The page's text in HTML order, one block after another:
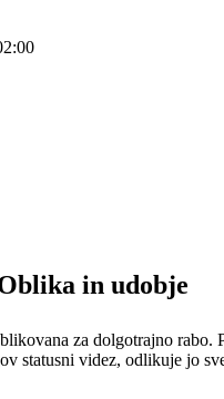
in udobje
za dolgotrajno
statusni videz, odlikuje jo